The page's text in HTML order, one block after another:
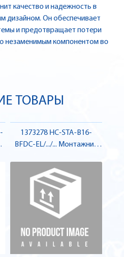
качество и надежность в
дизайном. Он обеспечивает
и предотвращает потери
незаменимым компонентом во
ТОВАРЫ
1373278 HC-STA-B16-
BFDC-EL/.../... Монтажний